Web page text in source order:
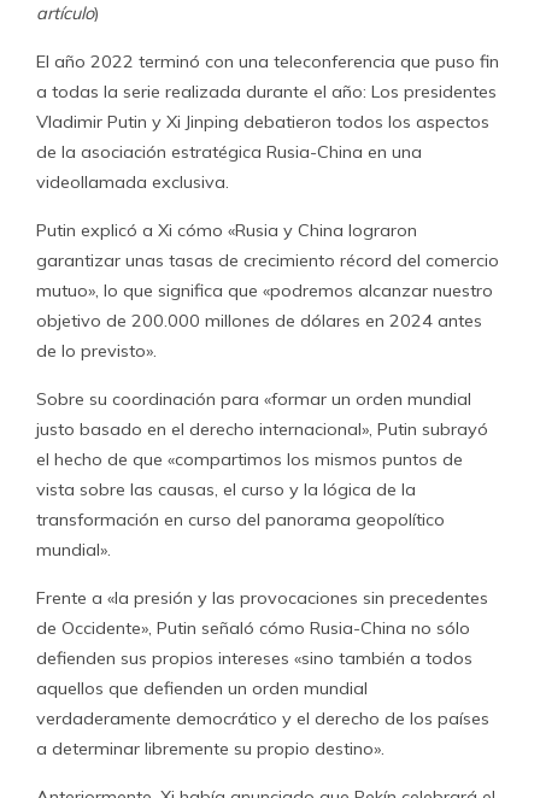
artículo)
El año 2022 terminó con una teleconferencia que puso fin
a todas la serie realizada durante el año: Los presidentes
Vladimir Putin y Xi Jinping debatieron todos los aspectos
de la asociación estratégica Rusia-China en una
videollamada exclusiva.
Putin explicó a Xi cómo «Rusia y China lograron
garantizar unas tasas de crecimiento récord del comercio
mutuo», lo que significa que «podremos alcanzar nuestro
objetivo de 200.000 millones de dólares en 2024 antes
de lo previsto».
Sobre su coordinación para «formar un orden mundial
justo basado en el derecho internacional», Putin subrayó
el hecho de que «compartimos los mismos puntos de
vista sobre las causas, el curso y la lógica de la
transformación en curso del panorama geopolítico
mundial».
Frente a «la presión y las provocaciones sin precedentes
de Occidente», Putin señaló cómo Rusia-China no sólo
defienden sus propios intereses «sino también a todos
aquellos que defienden un orden mundial
verdaderamente democrático y el derecho de los países
a determinar libremente su propio destino».